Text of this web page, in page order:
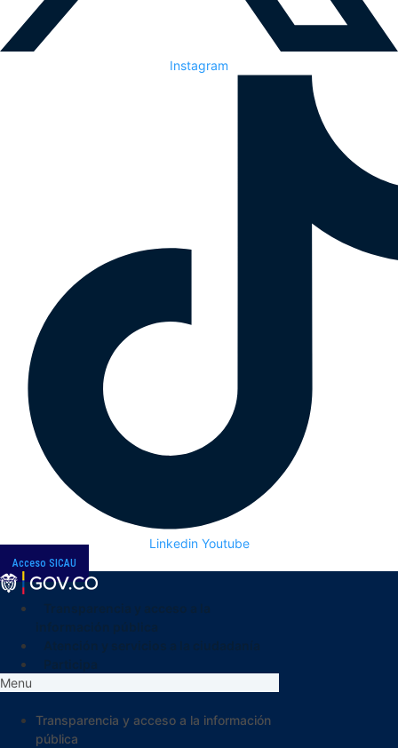
Instagram
Linkedin Youtube
Acceso SICAU
Menu
Transparencia y acceso a la información
pública